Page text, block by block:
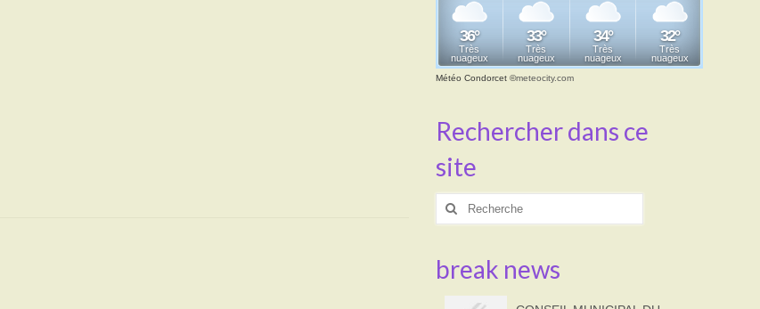
Météo Condorcet©meteocity.com
Rechercher dans ce
site
Rechercher
break news